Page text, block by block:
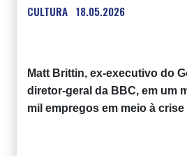
CULTURA 18.05.2026
Matt Brittin, ex-executivo do
diretor-geral da BBC, em um
mil empregos em meio à